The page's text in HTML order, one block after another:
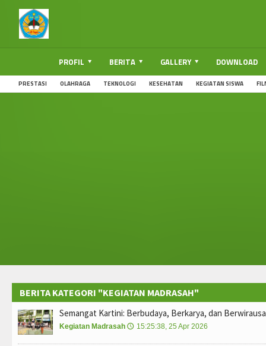
PROFIL BERITA GALLERY DOWNLOAD
PRESTASI OLAHRAGA TEKNOLOGI KESEHATAN KEGIATAN SISWA
BERITA KATEGORI "KEGIATAN MADRASAH"
Semangat Kartini: Berbudaya, Berkarya, dan
Kegiatan Madrasah 🕔 15:25:38, 25 Apr 2026